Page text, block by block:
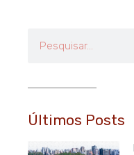
Últimos Posts